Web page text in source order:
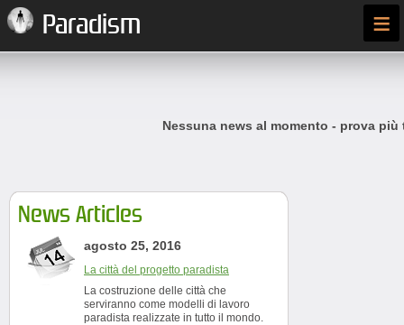
Paradism ≡
Nessuna news al momento - prova più
News Articles
agosto 25, 2016
La città del progetto paradista
La costruzione delle città che
serviranno come modelli di lavoro
paradista realizzate in tutto il mondo.